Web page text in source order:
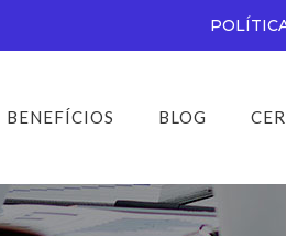
BENEFÍCIOS BLOG